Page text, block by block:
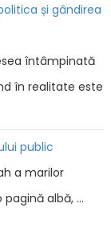
și gândirea
întâmpinată
în realitate este
public
a marilor
albă, …